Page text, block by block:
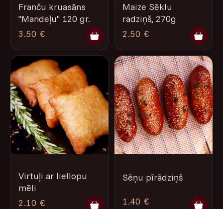
Franču kruasāns
''Mandeļu'' 120 gr.
3.50 €
Maize Sēklu
radziņš, 270g
2.50 €
Virtuļi ar liellopu
mēli
2.10 €
Sēņu pīrādziņš
1.40 €